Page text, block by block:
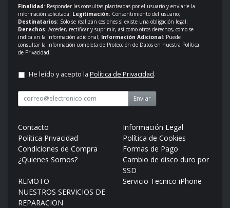
Finalidad: Responder las consultas planteadas por el usuario y enviarle la
información solicitada; Legitimación: Consentimiento del usuario;
Destinatarios: Solo se realizan cesiones si existe una obligación legal;
Derechos: Acceder, rectificar y suprimir, así como otros derechos, como se
indica en la información adicional; Información Adicional: Puede
consultar la información completa de Protección de Datos en nuestra Política
de Privacidad
He leído y acepto la Política de Privacidad.
Enviar
Contacto
Información Legal
Política Privacidad
Política de Cookies
Condiciones de Compra
Formas de Pago
¿Quienes Somos?
Cambio de disco duro por
SSD
REMOTO
Servicio Tecnico iPhone
NUESTROS SERVICIOS DE
REPARACION